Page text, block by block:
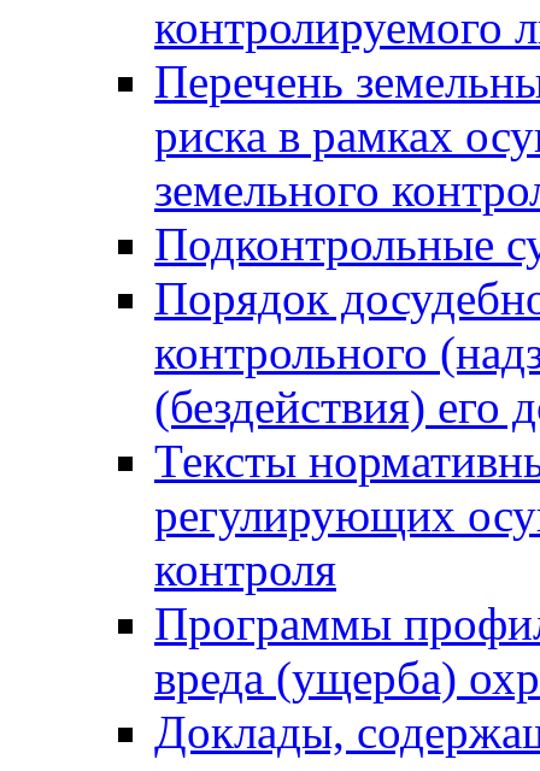
контролируемого
Перечень
риска в рамках
земельного
Подконтрольные
Порядок
контрольного
(бездействия)
Тексты
регулирующих
контроля
Программы
вреда (ущерба)
Доклады,